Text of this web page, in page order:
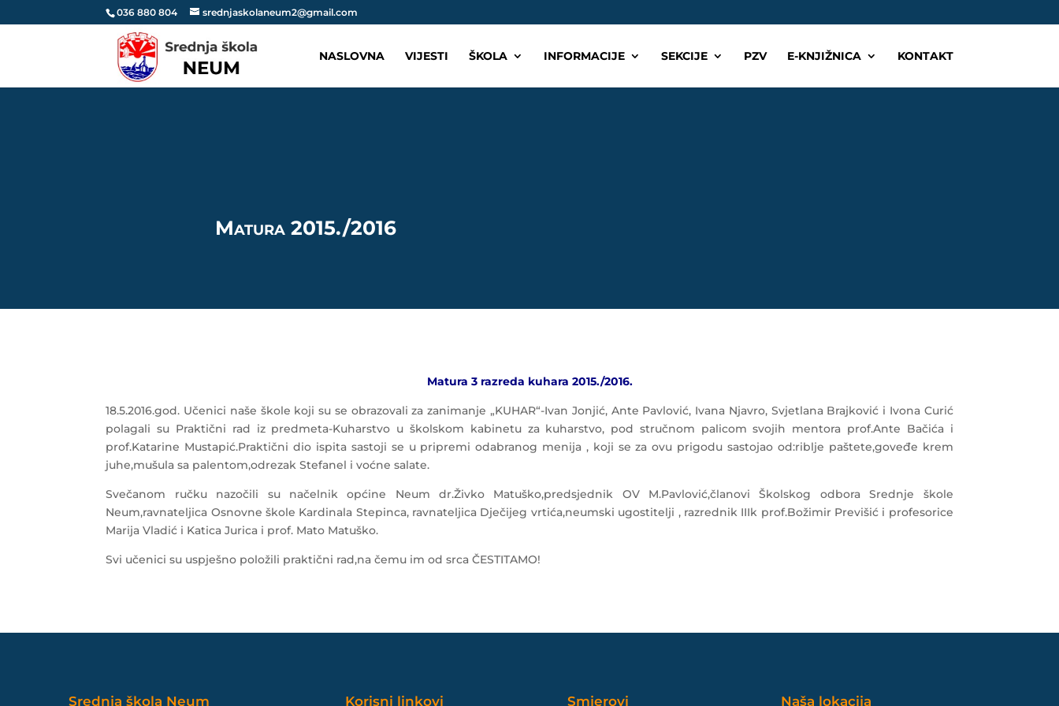
036 880 804 srednjaskolaneum2@gmail.com
NASLOVNA VIJESTI ŠKOLA INFORMACIJE SEKCIJE PZV E-KNJIŽNICA KONTAKT
Matura 2015./2016
Matura 3 razreda kuhara 2015./2016.
18.5.2016.god. Učenici naše škole koji su se obrazovali za zanimanje „KUHAR“-Ivan Jonjić, Ante Pavlović, Ivana Njavro, Svjetlana Brajković i Ivona Curić
polagali su Praktični rad iz predmeta-Kuharstvo u školskom kabinetu za kuharstvo, pod stručnom palicom svojih mentora prof.Ante Bačića i
prof.Katarine Mustapić.Praktični dio ispita sastoji se u pripremi odabranog menija , koji se za ovu prigodu sastojao od:riblje paštete,goveđe krem
juhe,mušula sa palentom,odrezak Stefanel i voćne salate.
Svečanom ručku nazočili su načelnik općine Neum dr.Živko Matuško,predsjednik OV M.Pavlović,članovi Školskog odbora Srednje škole
Neum,ravnateljica Osnovne škole Kardinala Stepinca, ravnateljica Dječijeg vrtića,neumski ugostitelji , razrednik IIIk prof.Božimir Previšić i profesorice
Marija Vladić i Katica Jurica i prof. Mato Matuško.
Svi učenici su uspješno položili praktični rad,na čemu im od srca ČESTITAMO!
Srednja škola Neum Korisni linkovi Smjerovi Naša lokacija